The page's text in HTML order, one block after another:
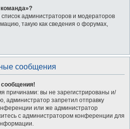
администраторов и модераторов
такую как сведения о форумах,
сообщения
причинами: вы не зарегистрированы и/
администратор запретил отправку
или же администратор
с администратором конференции для